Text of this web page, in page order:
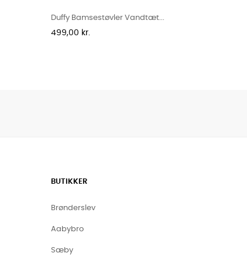
Duffy Bamsestøvler Vandtæt...
Pris
499,00 kr.
BUTIKKER
Brønderslev
Aabybro
Sæby